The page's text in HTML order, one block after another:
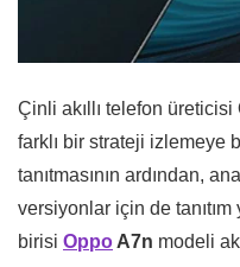
Çinli akıllı telefon üreticisi
farklı bir strateji izlemeye
tanıtmasının ardından,
versiyonlar için de
birisi Oppo A7n modeli